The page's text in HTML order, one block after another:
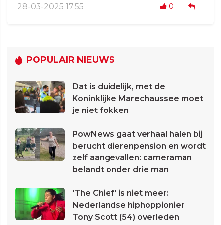
28-03-2025 17:55 0
POPULAIR NIEUWS
Dat is duidelijk, met de
Koninklijke Marechaussee moet
je niet fokken
PowNews gaat verhaal halen bij
berucht dierenpension en wordt
zelf aangevallen: cameraman
belandt onder drie man
'The Chief' is niet meer:
Nederlandse hiphoppionier
Tony Scott (54) overleden